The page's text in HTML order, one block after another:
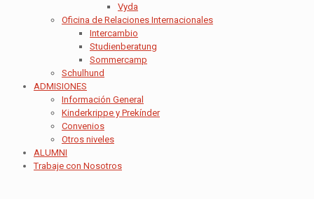
Vyda
Oficina de Relaciones Internacionales
Intercambio
Studienberatung
Sommercamp
Schulhund
ADMISIONES
Información General
Kinderkrippe y Prekínder
Convenios
Otros niveles
ALUMNI
Trabaje con Nosotros